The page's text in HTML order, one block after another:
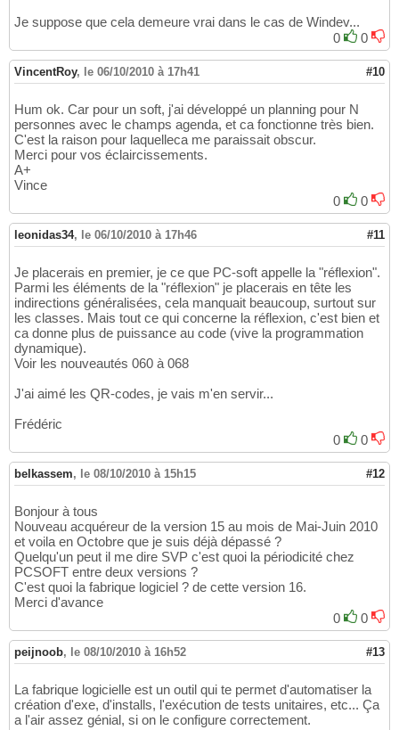
Je suppose que cela demeure vrai dans le cas de Windev...
0
0
VincentRoy, le 06/10/2010 à 17h41 #10
Hum ok. Car pour un soft, j'ai développé un planning pour N
personnes avec le champs agenda, et ca fonctionne très bien.
C'est la raison pour laquelleca me paraissait obscur.
Merci pour vos éclaircissements.
A+
Vince
0
0
leonidas34, le 06/10/2010 à 17h46 #11
Je placerais en premier, je ce que PC-soft appelle la "réflexion".
Parmi les éléments de la "réflexion" je placerais en tête les
indirections généralisées, cela manquait beaucoup, surtout sur
les classes. Mais tout ce qui concerne la réflexion, c'est bien et
ca donne plus de puissance au code (vive la programmation
dynamique).
Voir les nouveautés 060 à 068
J'ai aimé les QR-codes, je vais m'en servir...
Frédéric
0
0
belkassem, le 08/10/2010 à 15h15 #12
Bonjour à tous
Nouveau acquéreur de la version 15 au mois de Mai-Juin 2010
et voila en Octobre que je suis déjà dépassé ?
Quelqu'un peut il me dire SVP c'est quoi la périodicité chez
PCSOFT entre deux versions ?
C'est quoi la fabrique logiciel ? de cette version 16.
Merci d'avance
0
0
peijnoob, le 08/10/2010 à 16h52 #13
La fabrique logicielle est un outil qui te permet d'automatiser la
création d'exe, d'installs, l'exécution de tests unitaires, etc... Ça
a l'air assez génial, si on le configure correctement.